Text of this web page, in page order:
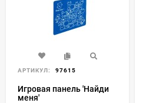
АРТИКУЛ: 97615
Игровая панель 'Найди
меня'